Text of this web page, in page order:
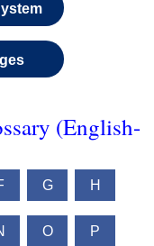
(English-
G H
O P